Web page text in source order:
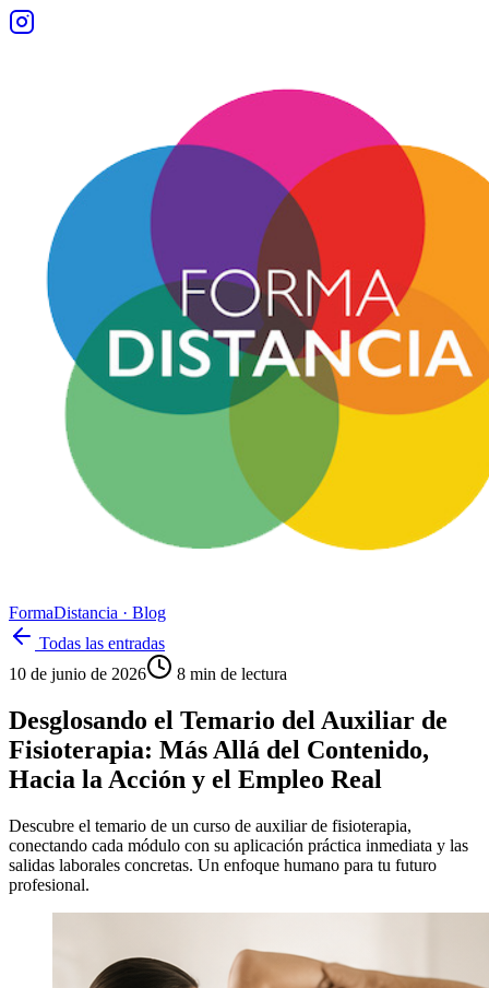
FormaDistancia · Blog
Todas las entradas
10 de junio de 2026
8 min de lectura
Desglosando el Temario del Auxiliar de
Fisioterapia: Más Allá del Contenido,
Hacia la Acción y el Empleo Real
Descubre el temario de un curso de auxiliar de fisioterapia,
conectando cada módulo con su aplicación práctica inmediata y las
salidas laborales concretas. Un enfoque humano para tu futuro
profesional.